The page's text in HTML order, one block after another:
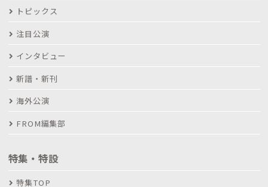
トピックス
注目公演
インタビュー
新譜・新刊
海外公演
FROM編集部
特集・特設
特集TOP